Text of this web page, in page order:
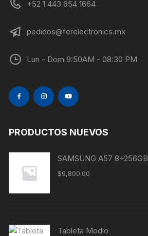
+52 1 443 654 1664
pedidos@ferelectronics.mx
Lun - Dom 9:50AM - 08:30 PM
PRODUCTOS NUEVOS
SAMSUNG A57 8+256GB
$9,800.00
Tableta Modio